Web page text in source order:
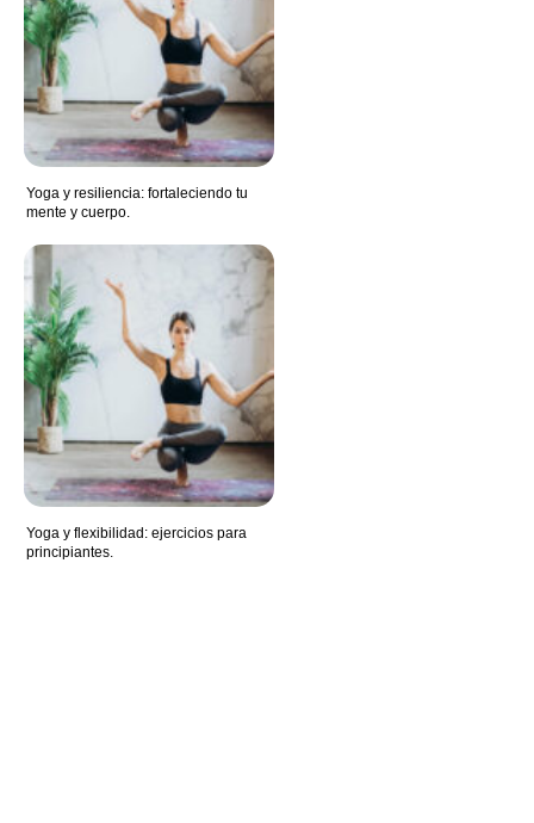
Yoga y resiliencia: fortaleciendo tu
mente y cuerpo.
Yoga y flexibilidad: ejercicios para
principiantes.